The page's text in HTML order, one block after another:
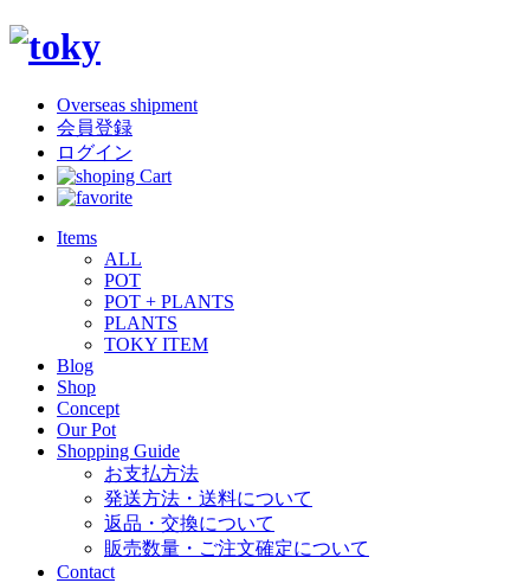
Overseas shipment
会員登録
ログイン
Items
ALL
POT
POT + PLANTS
PLANTS
TOKY ITEM
Blog
Shop
Concept
Our Pot
Shopping Guide
お支払方法
発送方法・送料について
返品・交換について
販売数量・ご注文確定について
Contact